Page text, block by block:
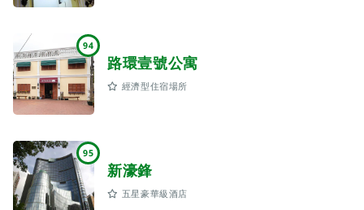
94
路環壹號公寓
經濟型住宿場所
95
新濠鋒
五星豪華級酒店